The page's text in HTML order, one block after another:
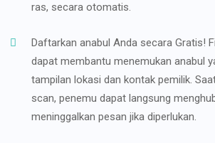
ras, secara otomatis.
Daftarkan anabul Anda secara Gratis!
dapat membantu menemukan anabul
tampilan lokasi dan kontak pemilik.
scan, penemu dapat langsung
meninggalkan pesan jika diperlukan.